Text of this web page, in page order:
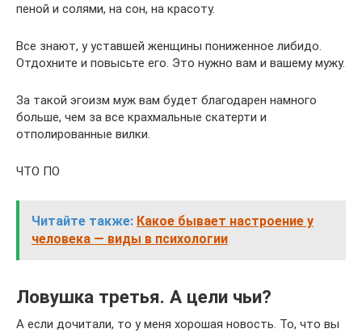
пеной и солями, на сон, на красоту.
Все знают, у уставшей женщины пониженное либидо.
Отдохните и повысьте его. Это нужно вам и вашему мужу.
За такой эгоизм муж вам будет благодарен намного
больше, чем за все крахмальные скатерти и
отполированные вилки.
ЧТО ПО
Читайте также: Какое бывает настроение у
человека — виды в психологии
Ловушка третья. А цели чьи?
А если дочитали, то у меня хорошая новость. То, что вы